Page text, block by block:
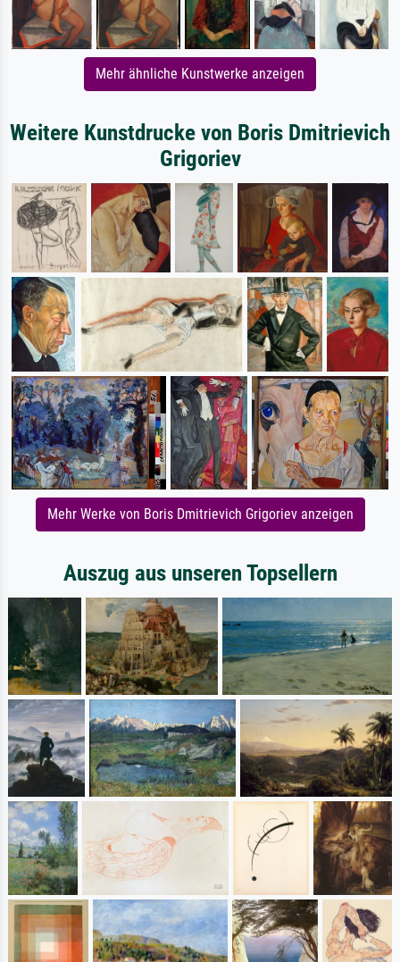
Mehr ähnliche Kunstwerke anzeigen
Weitere Kunstdrucke von Boris Dmitrievich
Grigoriev
Mehr Werke von Boris Dmitrievich Grigoriev anzeigen
Auszug aus unseren Topsellern